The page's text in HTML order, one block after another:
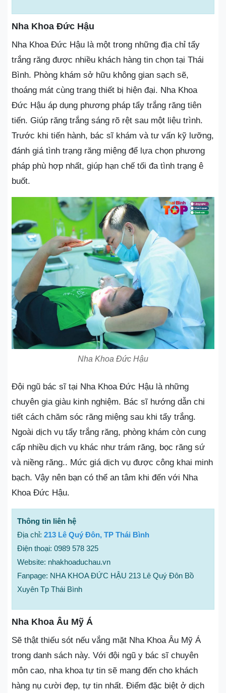
Nha Khoa Đức Hậu
Nha Khoa Đức Hậu là một trong những địa chỉ tẩy
trắng răng được nhiều khách hàng tin chọn tại Thái
Bình. Phòng khám sở hữu không gian sạch sẽ,
thoáng mát cùng trang thiết bị hiện đại. Nha Khoa
Đức Hậu áp dụng phương pháp tẩy trắng răng tiên
tiến. Giúp răng trắng sáng rõ rệt sau một liệu trình.
Trước khi tiến hành, bác sĩ khám và tư vấn kỹ lưỡng,
đánh giá tình trạng răng miệng để lựa chọn phương
pháp phù hợp nhất, giúp hạn chế tối đa tình trạng ê
buốt.
Nha Khoa Đức Hậu
Đội ngũ bác sĩ tại Nha Khoa Đức Hậu là những
chuyên gia giàu kinh nghiệm. Bác sĩ hướng dẫn chi
tiết cách chăm sóc răng miệng sau khi tẩy trắng.
Ngoài dịch vụ tẩy trắng răng, phòng khám còn cung
cấp nhiều dịch vụ khác như trám răng, bọc răng sứ
và niềng răng.. Mức giá dịch vụ được công khai minh
bạch. Vậy nên bạn có thể an tâm khi đến với Nha
Khoa Đức Hậu.
Thông tin liên hệ
Địa chỉ: 213 Lê Quý Đôn, TP Thái Bình
Điện thoại: 0989 578 325
Website: nhakhoaduchau.vn
Fanpage: NHA KHOA ĐỨC HẬU 213 Lê Quý Đôn Bồ
Xuyên Tp Thái Bình
Nha Khoa Âu Mỹ Á
Sẽ thật thiếu sót nếu vắng mặt Nha Khoa Âu Mỹ Á
trong danh sách này. Với đội ngũ y bác sĩ chuyên
môn cao, nha khoa tự tin sẽ mang đến cho khách
hàng nụ cười đẹp, tự tin nhất. Điểm đặc biệt ở dịch